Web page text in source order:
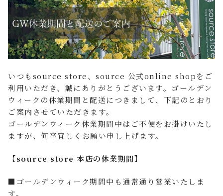
ご利用ガイド
プライバシーポリシー
特定商取引法について
いつもsource store、source 公式online shopをご
利用いただき、誠にありがとうございます。ゴールデン
ウィークの休業期間と配送につきまして、下記のとおり
ご案内させていただきます。
ゴールデンウィーク休業期間中はご不便をお掛けいたし
ますが、何卒宜しくお願い申し上げます。
【source store 本店の休業期間】
■ゴールデンウィーク期間中も通常通り営業いたしま
す。